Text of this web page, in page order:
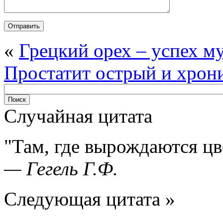
« Грецкий орех – успех
Простатит острый и
Случайная цитата
Там, где вырождаются
— Гегель Г.Ф.
Следующая цитата »